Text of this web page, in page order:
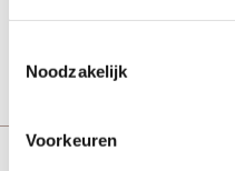
Noodzakelijk
Voorkeuren